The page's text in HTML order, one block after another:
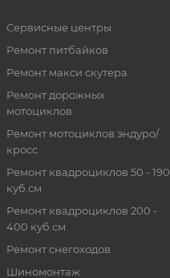
Сервисные центры
Ремонт питбайков
Ремонт макси скутера
Ремонт дорожных
мотоциклов
Ремонт мотоциклов эндуро/
кросс
Ремонт квадроциклов 50 - 190
куб.см
Ремонт квадроциклов 200 -
400 куб.см
Ремонт снегоходов
Шиномонтаж